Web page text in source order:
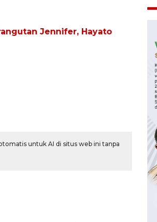
Jennifer, Hayato
untuk AI di situs web ini tanpa